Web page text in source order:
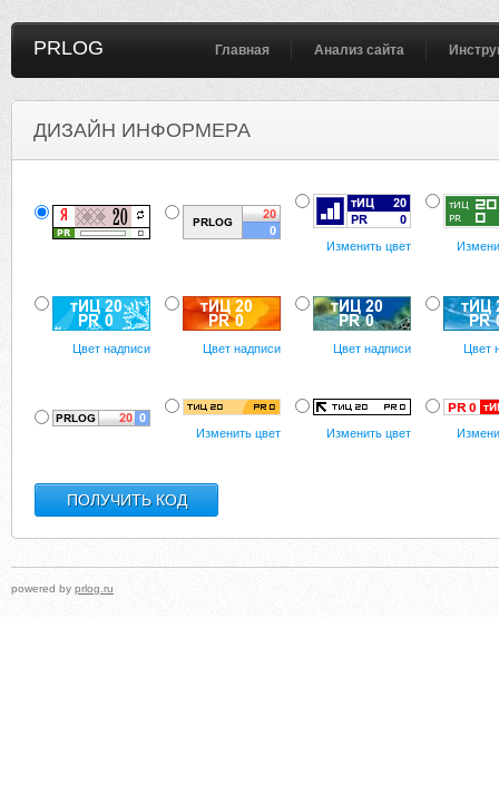
PRLOG Главная Анализ сайта
ДИЗАЙН ИНФОРМЕРА
Изменить цвет
Цвет надписи Цвет надписи Цвет надписи Цвет
Изменить цвет Изменить цвет
powered by prlog.ru